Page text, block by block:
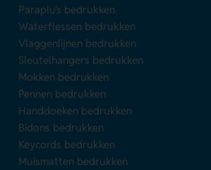
Paraplu's bedrukken
Waterflessen bedrukken
Vlaggenlijnen bedrukken
Sleutelhangers bedrukken
Mokken bedrukken
Pennen bedrukken
Handdoeken bedrukken
Bidons bedrukken
Keycords bedrukken
Muismatten bedrukken